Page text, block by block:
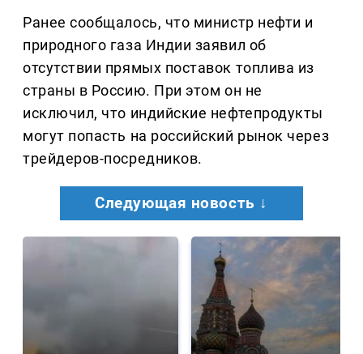
Ранее сообщалось, что министр нефти и
природного газа Индии заявил об
отсутствии прямых поставок топлива из
страны в Россию. При этом он не
исключил, что индийские нефтепродукты
могут попасть на российский рынок через
трейдеров-посредников.
Следующая новость ↓